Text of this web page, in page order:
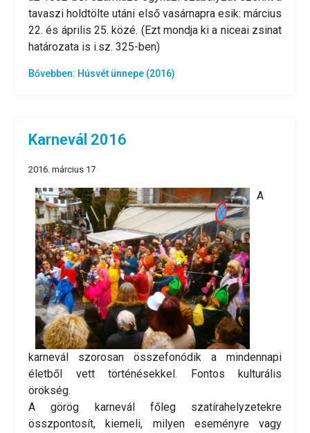
tavaszi holdtölte utáni első vasárnapra esik: március
22. és április 25. közé. (Ezt mondja ki a niceai zsinat
határozata is i.sz. 325-ben)
Bővebben: Húsvét ünnepe (2016)
Karnevál 2016
2016. március 17
A
karnevál szorosan összefonódik a mindennapi
életből vett történésekkel. Fontos kulturális
örökség.
A görög karnevál főleg szatírahelyzetekre
összpontosít, kiemeli, milyen eseményre vagy